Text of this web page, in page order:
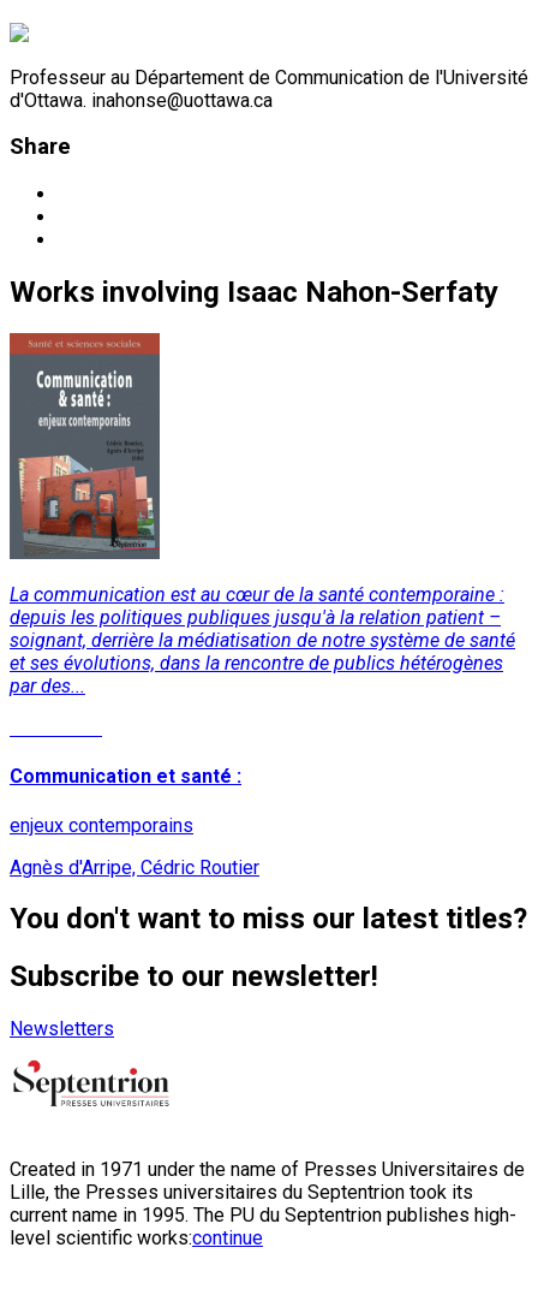
Professeur au Département de Communication de l'Université
d'Ottawa. inahonse@uottawa.ca
Share
Works involving Isaac Nahon-Serfaty
La communication est au cœur de la santé contemporaine :
depuis les politiques publiques jusqu'à la relation patient –
soignant, derrière la médiatisation de notre système de santé
et ses évolutions, dans la rencontre de publics hétérogènes
par des...
Communication et santé :
enjeux contemporains
Agnès d'Arripe, Cédric Routier
You don't want to miss our latest titles?
Subscribe to our newsletter!
Newsletters
Created in 1971 under the name of Presses Universitaires de
Lille, the Presses universitaires du Septentrion took its
current name in 1995. The PU du Septentrion publishes high-
level scientific works:continue